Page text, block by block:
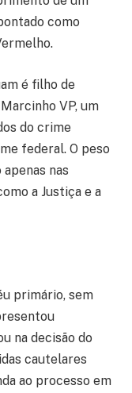
como
é filho de
VP, um
do crime
federal. O peso
nas
a Justiça e a
primário, sem
na decisão do
cautelares
ao processo em